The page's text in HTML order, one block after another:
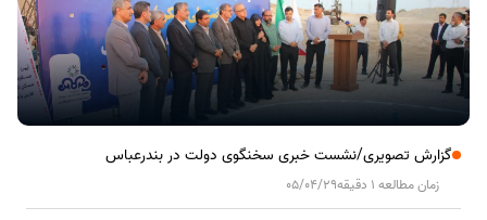
گزارش تصویری/نشست خبری سخنگوی دولت در بندرعباس
زمان مطالعه 1 دقیقه 05/04/29